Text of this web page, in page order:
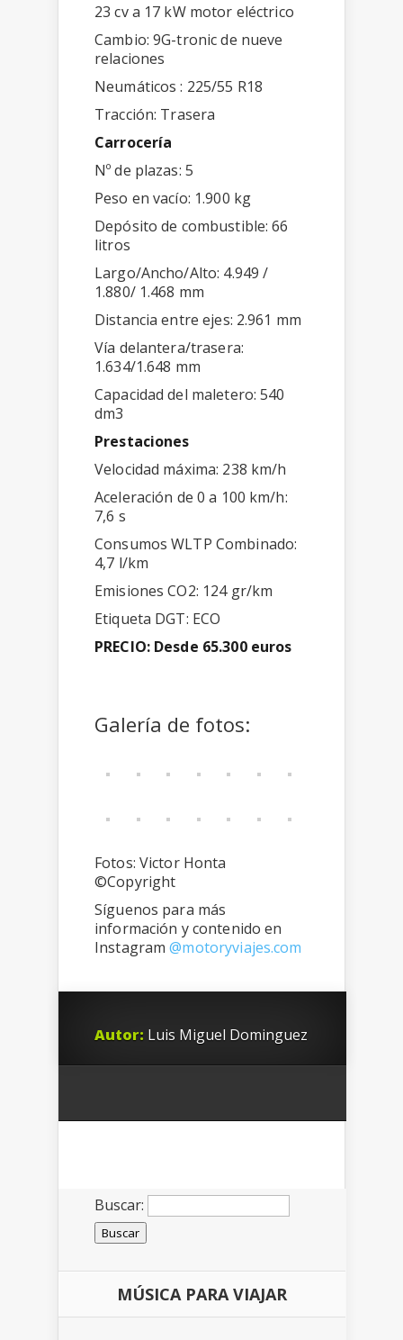
23 cv a 17 kW motor eléctrico
Cambio: 9G-tronic de nueve
relaciones
Neumáticos : 225/55 R18
Tracción: Trasera
Carrocería
Nº de plazas: 5
Peso en vacío: 1.900 kg
Depósito de combustible: 66
litros
Largo/Ancho/Alto: 4.949 /
1.880/ 1.468 mm
Distancia entre ejes: 2.961 mm
Vía delantera/trasera:
1.634/1.648 mm
Capacidad del maletero: 540
dm3
Prestaciones
Velocidad máxima: 238 km/h
Aceleración de 0 a 100 km/h:
7,6 s
Consumos WLTP Combinado:
4,7 l/km
Emisiones CO2: 124 gr/km
Etiqueta DGT: ECO
PRECIO: Desde 65.300 euros
Galería de fotos:
Fotos: Victor Honta
©Copyright
Síguenos para más
información y contenido en
Instagram@motoryviajes.com
Autor: Luis Miguel Dominguez
Buscar:
MÚSICA PARA VIAJAR